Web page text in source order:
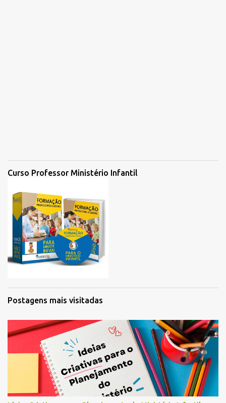
Curso Professor Ministério Infantil
Postagens mais visitadas